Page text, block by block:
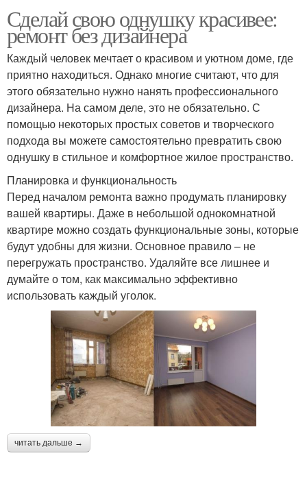
Сделай свою однушку красивее:
ремонт без дизайнера
Каждый человек мечтает о красивом и уютном доме, где
приятно находиться. Однако многие считают, что для
этого обязательно нужно нанять профессионального
дизайнера. На самом деле, это не обязательно. С
помощью некоторых простых советов и творческого
подхода вы можете самостоятельно превратить свою
однушку в стильное и комфортное жилое пространство.
Планировка и функциональность
Перед началом ремонта важно продумать планировку
вашей квартиры. Даже в небольшой однокомнатной
квартире можно создать функциональные зоны, которые
будут удобны для жизни. Основное правило – не
перегружать пространство. Удаляйте все лишнее и
думайте о том, как максимально эффективно
использовать каждый уголок.
читать дальше →